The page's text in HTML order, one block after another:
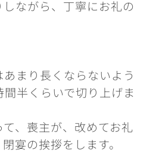
ながら、丁寧にお礼の
まり長くならないよう
間半くらいで切り上げま
、喪主が、改めてお礼
宴の挨拶をします。